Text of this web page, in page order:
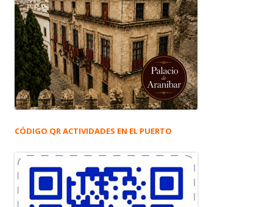
CÓDIGO QR ACTIVIDADES EN EL PUERTO